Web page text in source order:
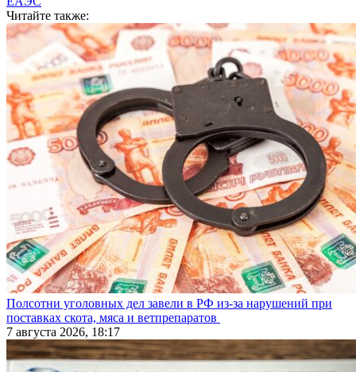
Читайте также:
Полсотни уголовных дел завели в РФ из-за нарушений при
поставках скота, мяса и ветпрепаратов
7 августа 2026, 18:17